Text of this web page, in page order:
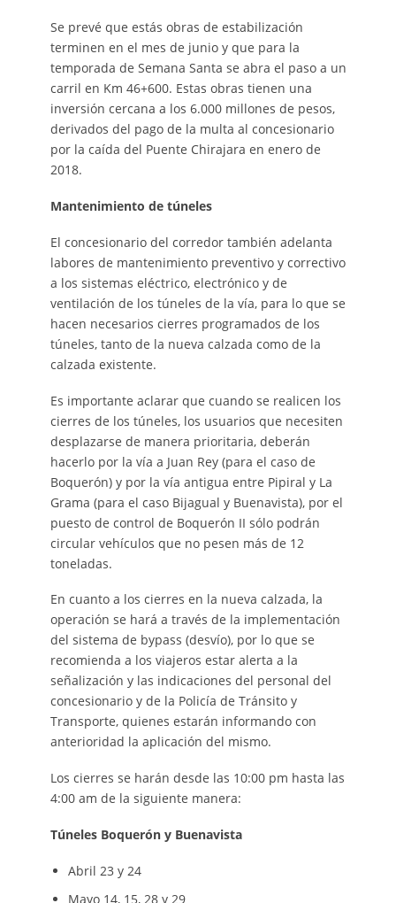
Se prevé que estás obras de estabilización
terminen en el mes de junio y que para la
temporada de Semana Santa se abra el paso a un
carril en Km 46+600. Estas obras tienen una
inversión cercana a los 6.000 millones de pesos,
derivados del pago de la multa al concesionario
por la caída del Puente Chirajara en enero de
2018.
Mantenimiento de túneles
El concesionario del corredor también adelanta
labores de mantenimiento preventivo y correctivo
a los sistemas eléctrico, electrónico y de
ventilación de los túneles de la vía, para lo que se
hacen necesarios cierres programados de los
túneles, tanto de la nueva calzada como de la
calzada existente.
Es importante aclarar que cuando se realicen los
cierres de los túneles, los usuarios que necesiten
desplazarse de manera prioritaria, deberán
hacerlo por la vía a Juan Rey (para el caso de
Boquerón) y por la vía antigua entre Pipiral y La
Grama (para el caso Bijagual y Buenavista), por el
puesto de control de Boquerón II sólo podrán
circular vehículos que no pesen más de 12
toneladas.
En cuanto a los cierres en la nueva calzada, la
operación se hará a través de la implementación
del sistema de bypass (desvío), por lo que se
recomienda a los viajeros estar alerta a la
señalización y las indicaciones del personal del
concesionario y de la Policía de Tránsito y
Transporte, quienes estarán informando con
anterioridad la aplicación del mismo.
Los cierres se harán desde las 10:00 pm hasta las
4:00 am de la siguiente manera:
Túneles Boquerón y Buenavista
Abril 23 y 24
Mayo 14, 15, 28 y 29